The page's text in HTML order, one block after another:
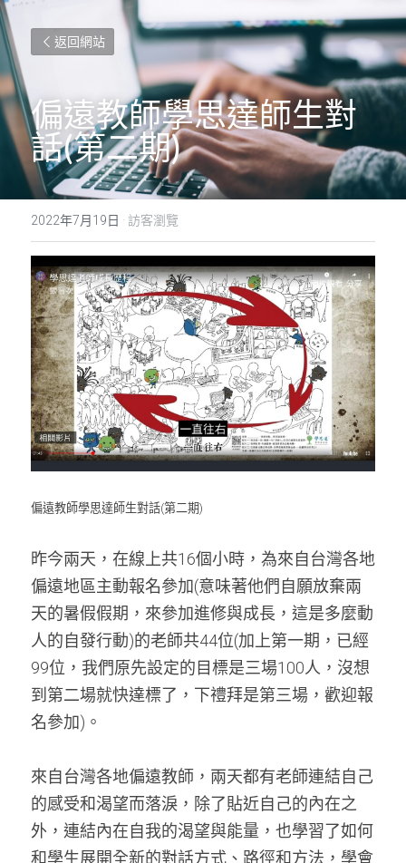
返回網站
偏遠教師學思達師生對
話(第二期)
2022年7月19日 · 訪客瀏覽
偏遠教師學思達師生對話(第二期)
昨今兩天，在線上共16個小時，為來自台灣各地
偏遠地區主動報名參加(意味著他們自願放棄兩
天的暑假假期，來參加進修與成長，這是多麼動
人的自發行動)的老師共44位(加上第一期，已經
99位，我們原先設定的目標是三場100人，沒想
到第二場就快達標了，下禮拜是第三場，歡迎報
名參加)。
來自台灣各地偏遠教師，兩天都有老師連結自己
的感受和渴望而落淚，除了貼近自己的內在之
外，連結內在自我的渴望與能量，也學習了如何
和學生展開全新的對話方式、路徑和方法，學會